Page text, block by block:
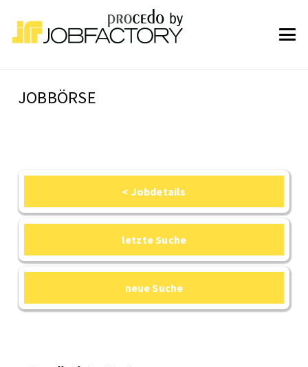
JOBBÖRSE
< Jobdetails
letzte Suche
neue Suche